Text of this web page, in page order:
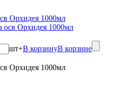
Орхидея 1000мл
шт+В корзинуВ корзине
Орхидея 1000мл